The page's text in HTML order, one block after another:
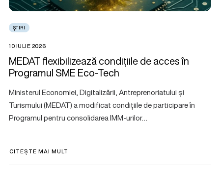
ȘTIRI
10 IULIE 2026
MEDAT flexibilizează condițiile de acces în
Programul SME Eco-Tech
Ministerul Economiei, Digitalizării, Antreprenoriatului și
Turismului (MEDAT) a modificat condițiile de participare în
Programul pentru consolidarea IMM-urilor…
CITEȘTE MAI MULT